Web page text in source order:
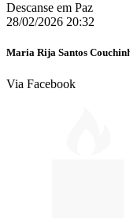
Descanse em Paz
28/02/2026 20:32
Maria Rija Santos
Via Facebook